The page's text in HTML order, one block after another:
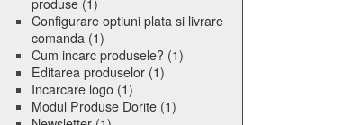
produse (1)
Configurare optiuni plata si livrare
comanda (1)
Cum incarc produsele? (1)
Editarea produselor (1)
Incarcare logo (1)
Modul Produse Dorite (1)